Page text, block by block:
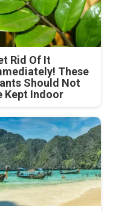
Rid Of It
These
Should Not
Kept Indoor